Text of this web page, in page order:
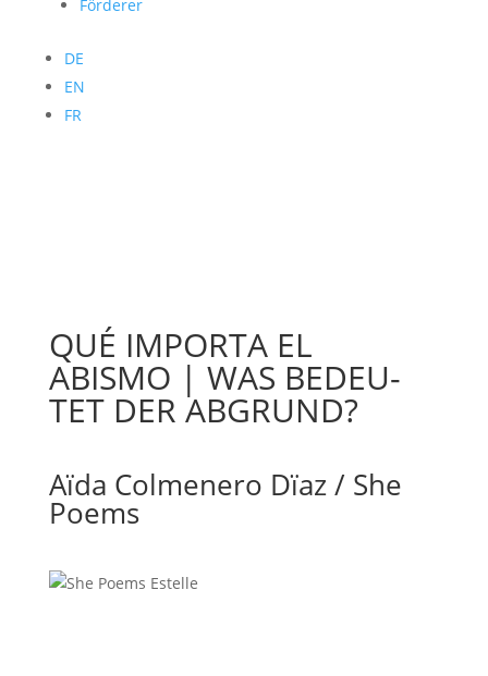
Förderer
DE
EN
FR
QUÉ IMPORTA EL
ABISMO | WAS BEDEU­
TET DER ABGRUND?
Aïda Colmenero Dïaz / She
Poems